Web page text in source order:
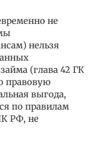
не
нельзя
(глава 42 ГК
правовую
выгода,
по правилам
РФ, не